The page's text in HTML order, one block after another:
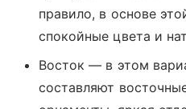
правило, в основе
спокойные цвета и
Восток — в этом
составляют